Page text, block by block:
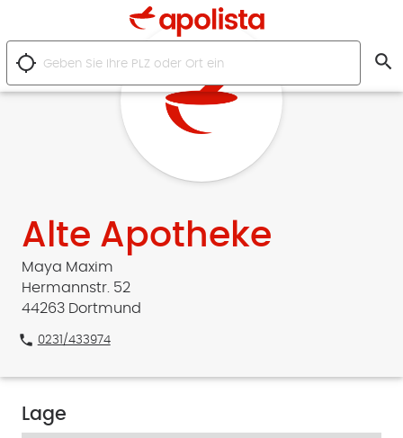
location_searching search
Alte Apotheke
Maya Maxim
Hermannstr. 52
44263 Dortmund
phone 0231/433974
Lage